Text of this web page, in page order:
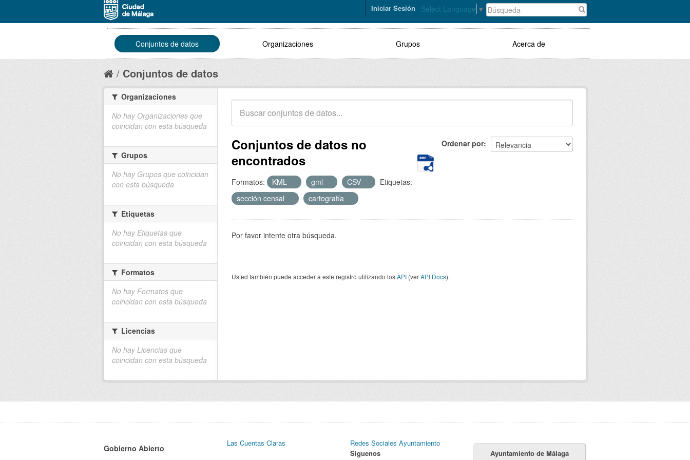
Select Language ▼
Iniciar Sesión
Conjuntos de datos Organizaciones Grupos Acerca de
Conjuntos de datos
Ordenar por
Conjuntos de datos no
encontrados
Formatos: KML gml CSV
Etiquetas:
sección censal
cartografía
Por favor intente otra búsqueda.
Usted también puede acceder a este registro utilizando losAPI (verAPI Docs).
Organizaciones
No hay Organizaciones que
coincidan con esta búsqueda
Grupos
No hay Grupos que coincidan
con esta búsqueda
Etiquetas
No hay Etiquetas que
coincidan con esta búsqueda
Formatos
No hay Formatos que
coincidan con esta búsqueda
Licencias
No hay Licencias que
coincidan con esta búsqueda
Gobierno Abierto
Las Cuentas Claras
Redes Sociales Ayuntamiento
Síguenos
Ayuntamiento de Málaga